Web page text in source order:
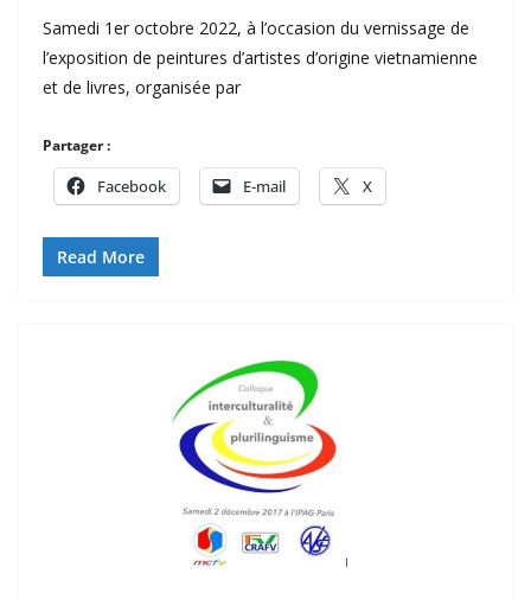
Samedi 1er octobre 2022, à l’occasion du vernissage de
l’exposition de peintures d’artistes d’origine vietnamienne
et de livres, organisée par
Partager :
Facebook E-mail X
Read More